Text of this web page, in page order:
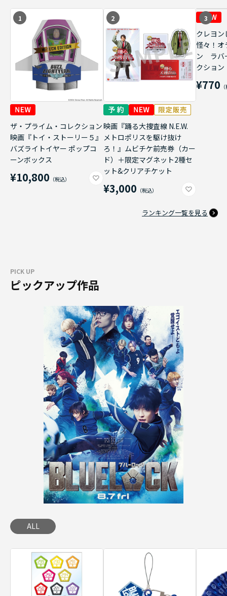
1
ザ・プライム・コレクション
映画『トイ・ストーリー５』
バズライトイヤー ポップコ
ーンボックス
¥10,800
2
映画『踊る大捜査線 N.E.W.
メトロポリスを駆け抜け
ろ！』ムビチケ前売券（カー
ド）＋限定マグネット2種セ
ット&クリアチケット
¥3,000
3
クレヨン
怪々！オ
ン ラバ
クショ
¥770
ランキング一覧を見る
PICK UP
ピックアップ作品
ALL